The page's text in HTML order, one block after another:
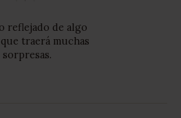
reflejado de algo
traerá muchas
sorpresas.